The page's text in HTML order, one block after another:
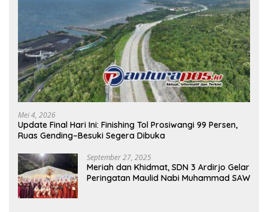
Mei 4, 2026
Update Final Hari Ini: Finishing Tol Prosiwangi 99 Persen,
Ruas Gending–Besuki Segera Dibuka
September 27, 2025
Meriah dan Khidmat, SDN 3 Ardirjo Gelar
Peringatan Maulid Nabi Muhammad SAW